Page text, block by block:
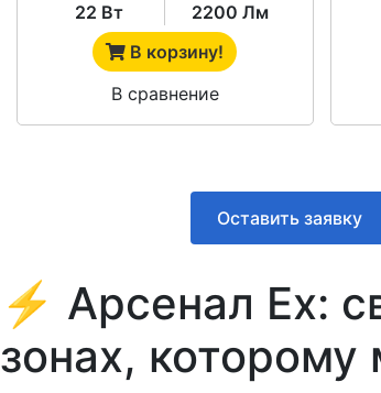
22 Вт
2200 Лм
В корзину!
В сравнение
Оставить заявку
⚡ Арсенал Ex:
зонах,